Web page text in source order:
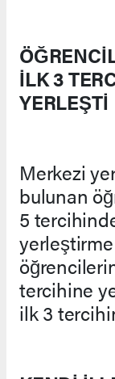
İLK 3
YERLEŞTİ
Merkezi
bulunan
5
tercihine
ilk 3